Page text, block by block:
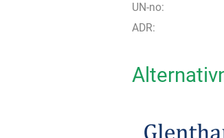
UN-no:
ADR: